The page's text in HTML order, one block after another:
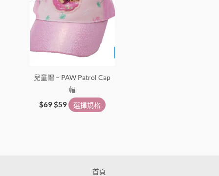
兒童帽 – PAW Patrol Cap
帽
$69 $59 選擇規格
選
擇
選
首頁